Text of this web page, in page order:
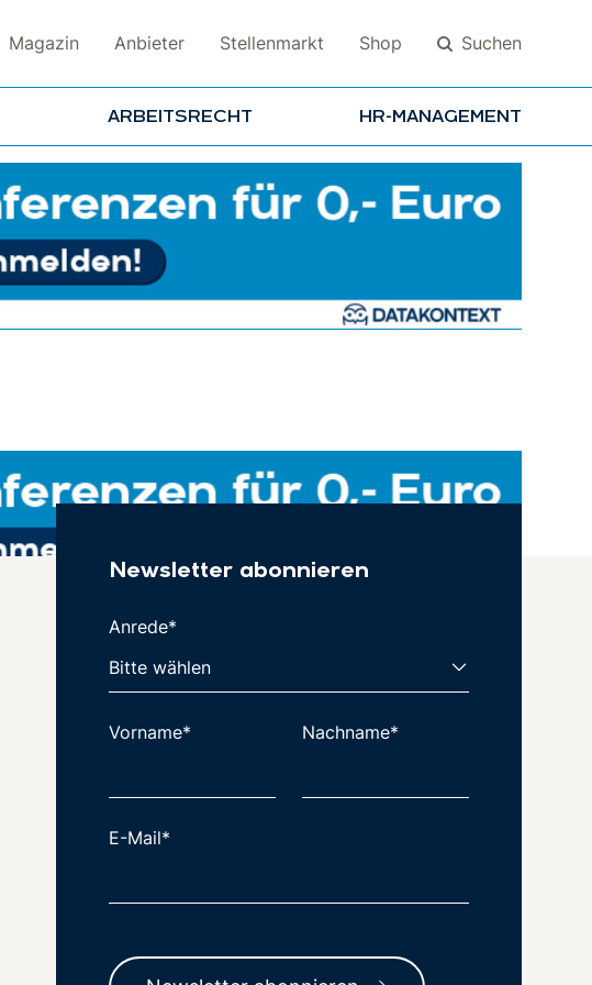
Magazin Anbieter Stellenmarkt Shop Suchen
ARBEITSRECHT HR-MANAGEMENT
Suchen
Newsletter abonnieren
Anrede*
Vorname* Nachname*
E-Mail*